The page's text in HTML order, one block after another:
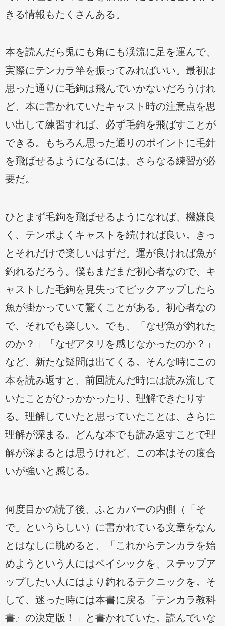
きる情報もたくさんある。
本を読んだら兎にも角にも渓流に足を運んで、
実際にテンカラ竿を振ってみればいい。最初は
思った通りに毛鉤は飛んでいかないだろうけれ
ど、本に書かれていたキャスト時の注意点を思
い出して練習すれば、必ず毛鉤を飛ばすことが
できる。もちろん思った通りのポイントに毛針
を飛ばせるようになるには、さらなる練習が必
要だ。
ひとまず毛鉤を飛ばせるようになれば、機嫌良
く、テンポよくキャストを続ければ良い。きっ
とそれだけで楽しいはずだ。運が良ければ魚が
釣れるだろう。僕もまだまだ初心者なので、キ
ャストした毛鉤を見失ってピックアップしたら
魚が掛かっていて驚くことがある。初心者なの
で、それでも楽しい。でも、「なぜ魚が釣れた
のか？」「なぜアタリを感じなかったのか？」
など、新たな疑問は出てくる。そんな時にこの
本を読み返すと、前回読んだ時には読み流して
いたことがひっかかったり、理解できたりす
る。理解していたと思っていたことは、さらに
理解が深まる。どんな本でも読み返すことで理
解が深まるとは思うけれど、この本はその度合
いが強いと感じる。
何度目かの読了後、ふとカバーの内側（「そ
で」というらしい）に書かれている文章をなん
とはなしに眺めると、「これからテンカラを始
めようという人にはベイシックを、ステップア
ップしたい人にはより釣れるテクニックを。そ
して、迷った時には本書に戻る『テンカラ教科
書』の決定版！」と書かれていた。読んでいな